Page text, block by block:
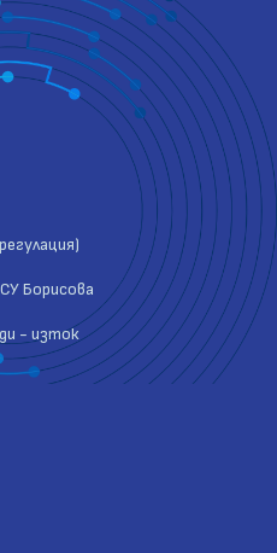
Борисова
- изток